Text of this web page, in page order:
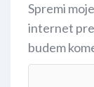
Spremi
internet
budem